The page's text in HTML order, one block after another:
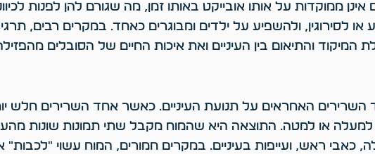
ממוקדות על אותו אובייקט באותו זמן, מה שגורם להן לפנות
או לסירוגין, ולהשפיע על ילדים ומבוגרים כאחד. במקרים רבים,
המיקוד והתיאום בין העיניים ואת איכות החיים של הסובלים
השרירים האחראים על תנועת העיניים. כאשר אחד השרירים חלש
או למטה. התוצאה היא שהמוח מקבל שתי תמונות שונות
כאבי ראש, ועייפות בעיניים. במקרים חמורים, המוח עשוי